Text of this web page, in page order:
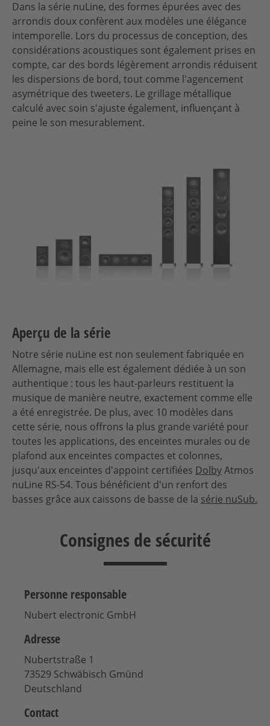
Dans la série nuLine, des formes épurées avec des
arrondis doux confèrent aux modèles une élégance
intemporelle. Lors du processus de conception, des
considérations acoustiques sont également prises en
compte, car des bords légèrement arrondis réduisent
les dispersions de bord, tout comme l'agencement
asymétrique des tweeters. Le grillage métallique
calculé avec soin s'ajuste également, influençant à
peine le son mesurablement.
Aperçu de la série
Notre série nuLine est non seulement fabriquée en
Allemagne, mais elle est également dédiée à un son
authentique : tous les haut-parleurs restituent la
musique de manière neutre, exactement comme elle
a été enregistrée. De plus, avec 10 modèles dans
cette série, nous offrons la plus grande variété pour
toutes les applications, des enceintes murales ou de
plafond aux enceintes compactes et colonnes,
jusqu'aux enceintes d'appoint certifiées DolbyAtmos
nuLine RS-54. Tous bénéficient d'un renfort des
basses grâce aux caissons de basse de la série nuSub.
Consignes de sécurité
Personne responsable
Nubert electronic GmbH
Adresse
Nubertstraße 1
73529 Schwäbisch Gmünd
Deutschland
Contact